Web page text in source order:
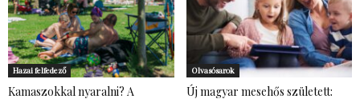
Hazai felfedező
Kamaszokkal nyaralni? A
Olvasósarok
Új magyar mesehős született: